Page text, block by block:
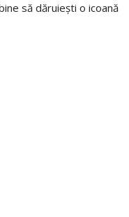
să dăruiești o icoană